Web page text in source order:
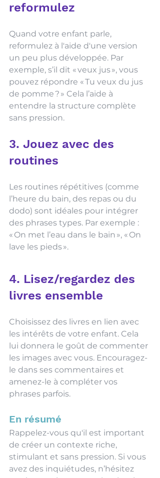
reformulez
Quand votre enfant parle,
reformulez à l'aide d'une version
un peu plus développée. Par
exemple, s’il dit « veux jus », vous
pouvez répondre « Tu veux du jus
de pomme ? » Cela l’aide à
entendre la structure complète
sans pression.
3. Jouez avec des
routines
Les routines répétitives (comme
l’heure du bain, des repas ou du
dodo) sont idéales pour intégrer
des phrases types. Par exemple :
« On met l’eau dans le bain », « On
lave les pieds ».
4. Lisez/regardez des
livres ensemble
Choisissez des livres en lien avec
les intérêts de votre enfant. Cela
lui donnera le goût de commenter
les images avec vous. Encouragez-
le dans ses commentaires et
amenez-le à compléter vos
phrases parfois.
En résumé
Rappelez-vous qu'il est important
de créer un contexte riche,
stimulant et sans pression. Si vous
avez des inquiétudes, n’hésitez